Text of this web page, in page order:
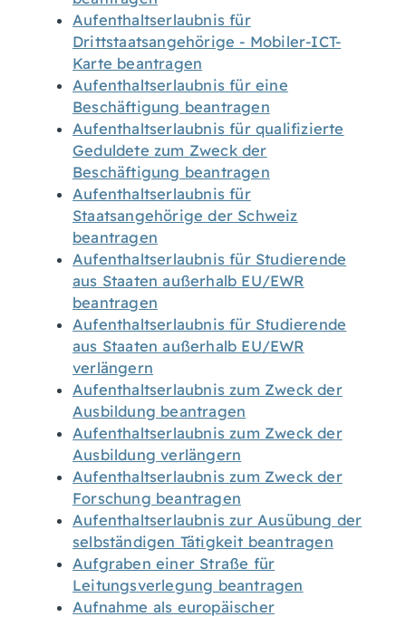
Aufenthaltserlaubnis für
Drittstaatsangehörige - Mobiler-ICT-
Karte beantragen
Aufenthaltserlaubnis für eine
Beschäftigung beantragen
Aufenthaltserlaubnis für qualifizierte
Geduldete zum Zweck der
Beschäftigung beantragen
Aufenthaltserlaubnis für
Staatsangehörige der Schweiz
beantragen
Aufenthaltserlaubnis für Studierende
aus Staaten außerhalb EU/EWR
beantragen
Aufenthaltserlaubnis für Studierende
aus Staaten außerhalb EU/EWR
verlängern
Aufenthaltserlaubnis zum Zweck der
Ausbildung beantragen
Aufenthaltserlaubnis zum Zweck der
Ausbildung verlängern
Aufenthaltserlaubnis zum Zweck der
Forschung beantragen
Aufenthaltserlaubnis zur Ausübung der
selbständigen Tätigkeit beantragen
Aufgraben einer Straße für
Leitungsverlegung beantragen
Aufnahme als europäischer